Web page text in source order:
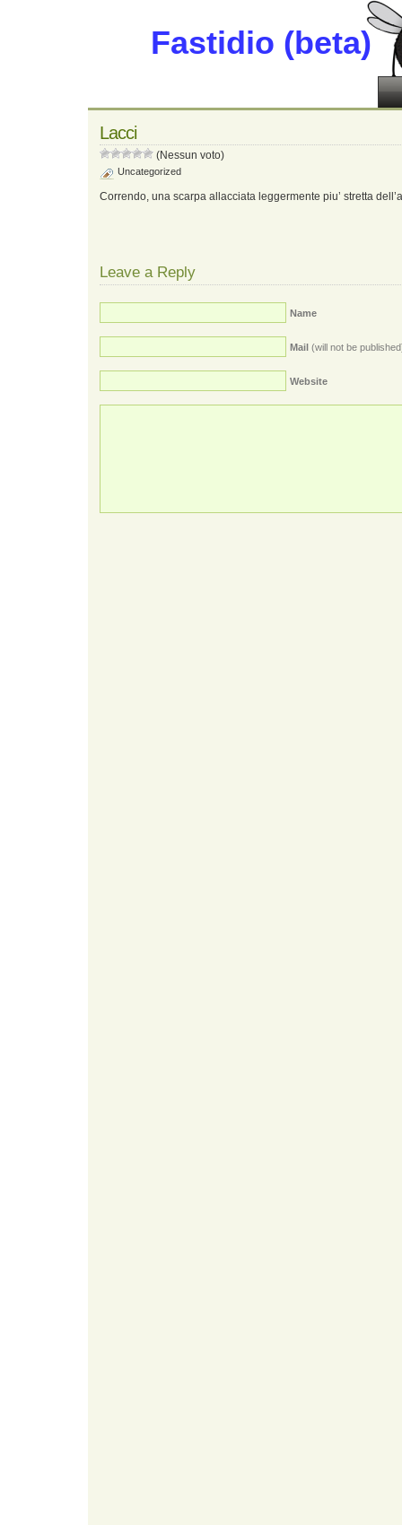
Fastidio (beta)
Lacci
(Nessun voto)
Uncategorized
Correndo, una scarpa allacciata leggermente piu’ stretta
Leave a Reply
Name
Mail (will not be
Website